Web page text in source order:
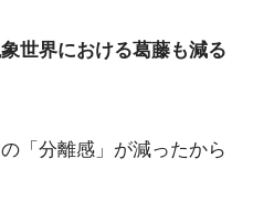
世界における葛藤も減る
「分離感」が減ったから